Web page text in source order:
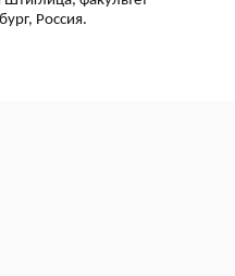
Россия.